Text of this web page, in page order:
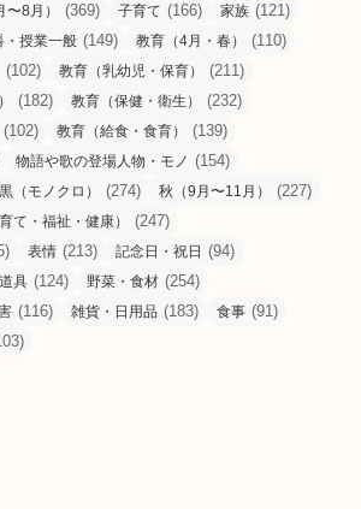
8月） (369) 子育て (166) 家族 (121)
・授業一般 (149) 教育（4月・春） (110)
(102) 教育（乳幼児・保育） (211)
(182) 教育（保健・衛生） (232)
(102) 教育（給食・食育） (139)
物語や歌の登場人物・モノ (154)
（モノクロ） (274) 秋（9月〜11月） (227)
て・福祉・健康） (247)
表情 (213) 記念日・祝日 (94)
道具 (124) 野菜・食材 (254)
(116) 雑貨・日用品 (183) 食事 (91)